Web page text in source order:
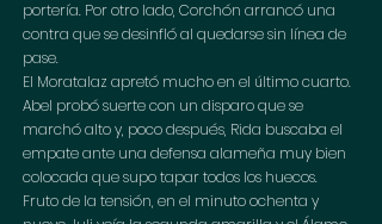
portería. Por otro lado, Corchón arrancó una
contra que se desinfló al quedarse sin línea de
pase.
El Moratalaz apretó mucho en el último cuarto.
Abel probó suerte con un disparo que se
marchó alto y, poco después, Rida buscaba el
empate ante una defensa alameña muy bien
colocada que supo tapar todos los huecos.
Fruto de la tensión, en el minuto ochenta y